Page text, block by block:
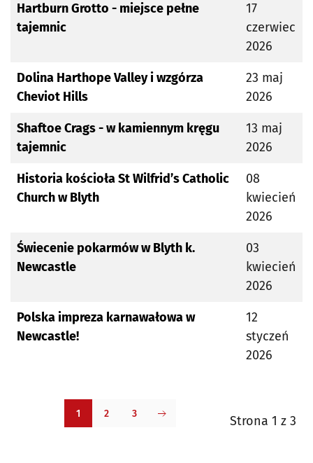
Hartburn Grotto - miejsce pełne
tajemnic
17
czerwiec
2026
Dolina Harthope Valley i wzgórza
Cheviot Hills
23 maj
2026
Shaftoe Crags - w kamiennym kręgu
tajemnic
13 maj
2026
Historia kościoła St Wilfrid’s Catholic
Church w Blyth
08
kwiecień
2026
Świecenie pokarmów w Blyth k.
Newcastle
03
kwiecień
2026
Polska impreza karnawałowa w
Newcastle!
12
styczeń
2026
Strona 1 z 3
1 2 3